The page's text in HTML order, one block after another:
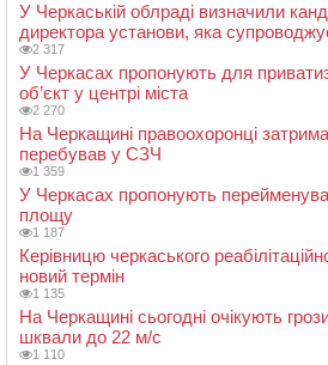
У Черкаській облраді визначили
директора установи, яка
2 317
У Черкасах пропонують для
об’єкт у центрі міста
2 270
На Черкащині правоохоронці
перебував у СЗЧ
1 359
У Черкасах пропонують
площу
1 187
Керівницю черкаського
новий термін
1 135
На Черкащині сьогодні очікують
шквали до 22 м/с
1 110